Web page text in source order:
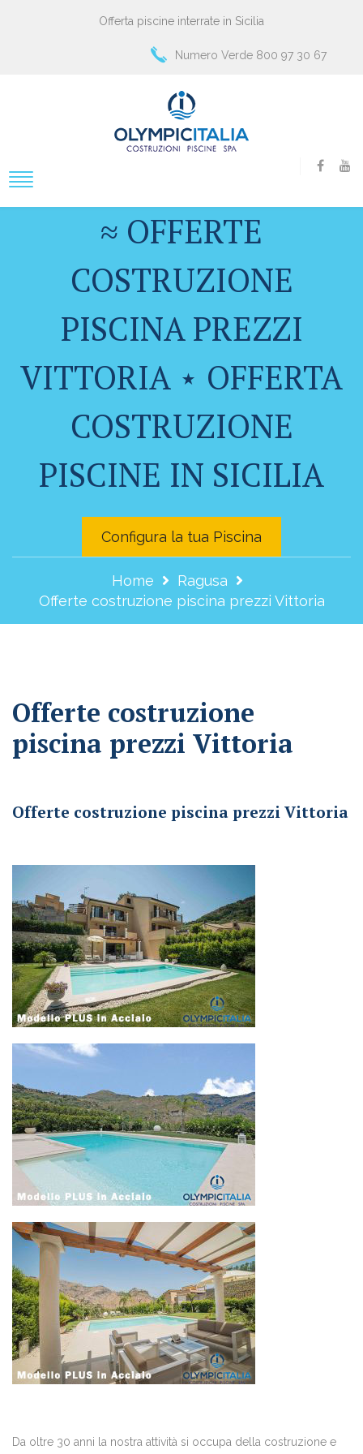
Offerta piscine interrate in Sicilia
Numero Verde 800 97 30 67
≈ OFFERTE
COSTRUZIONE
PISCINA PREZZI
VITTORIA ⋆ OFFERTA
COSTRUZIONE
PISCINE IN SICILIA
Configura la tua Piscina
Home
Ragusa
Offerte costruzione piscina prezzi Vittoria
Offerte costruzione
piscina prezzi Vittoria
Offerte costruzione piscina prezzi Vittoria
Da oltre 30 anni la nostra attività si occupa della costruzione e